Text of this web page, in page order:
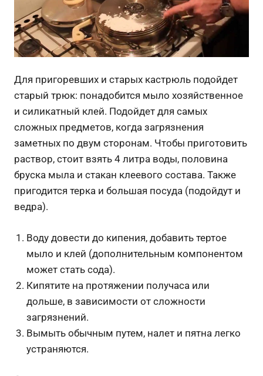
Для пригоревших и старых кастрюль подойдет
старый трюк: понадобится мыло хозяйственное
и силикатный клей. Подойдет для самых
сложных предметов, когда загрязнения
заметных по двум сторонам. Чтобы приготовить
раствор, стоит взять 4 литра воды, половина
бруска мыла и стакан клеевого состава. Также
пригодится терка и большая посуда (подойдут и
ведра).
Воду довести до кипения, добавить тертое
мыло и клей (дополнительным компонентом
может стать сода).
Кипятите на протяжении получаса или
дольше, в зависимости от сложности
загрязнений.
Вымыть обычным путем, налет и пятна легко
устраняются.